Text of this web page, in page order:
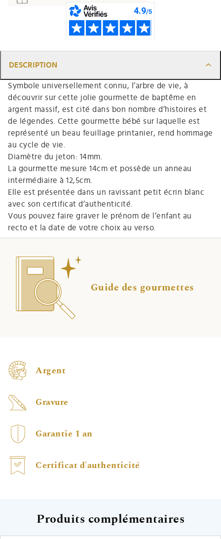
DESCRIPTION
Symbole universellement connu, l’arbre de vie, à
découvrir sur cette jolie gourmette de baptême en
argent massif, est cité dans bon nombre d’histoires et
de légendes. Cette gourmette bébé sur laquelle est
représenté un beau feuillage printanier, rend hommage
au cycle de vie.
Diamètre du jeton: 14mm.
La gourmette mesure 14cm et possède un anneau
intermédiaire à 12,5cm.
Elle est présentée dans un ravissant petit écrin blanc
avec son certificat d’authenticité.
Vous pouvez faire graver le prénom de l’enfant au
recto et la date de votre choix au verso.
Guide des gourmettes
Argent
Gravure
Garantie 1 an
Certificat d'authenticité
Produits complémentaires